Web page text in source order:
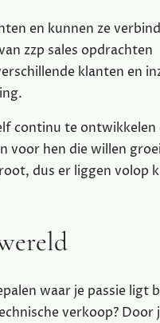
en kunnen ze
zzp sales opdrachten
klanten en
continu te ontwikkelen
voor hen die willen
dus er liggen volop
waar je passie ligt
verkoop? Door